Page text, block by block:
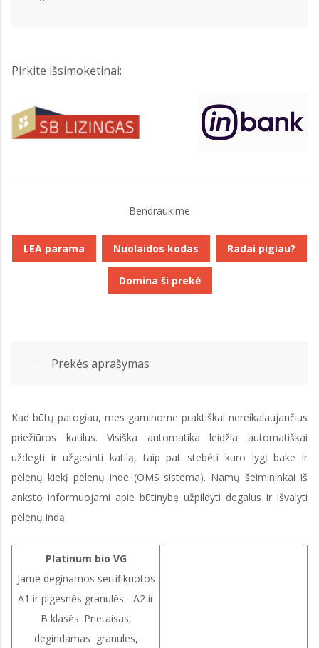
Pirkite išsimokėtinai:
Bendraukime
LEA parama Nuolaidos kodas Radai pigiau?
Domina ši prekė
Prekės aprašymas
Kad būtų patogiau, mes gaminome praktiškai nereikalaujančius
priežiūros katilus. Visiška automatika leidžia automatiškai
uždegti ir užgesinti katilą, taip pat stebėti kuro lygį bake ir
pelenų kiekį pelenų inde (OMS sistema). Namų šeimininkai iš
anksto informuojami apie būtinybę užpildyti degalus ir išvalyti
pelenų indą.
Platinum bio VG
Jame deginamos sertifikuotos
A1 ir pigesnės granulės - A2 ir
B klasės. Prietaisas,
degindamas granules,